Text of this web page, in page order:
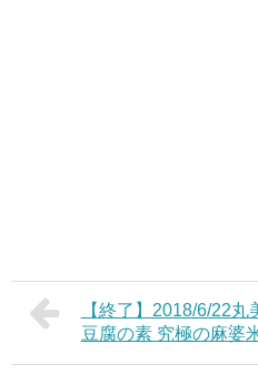
【終了】2018/6/22
豆腐の素 究極の麻婆